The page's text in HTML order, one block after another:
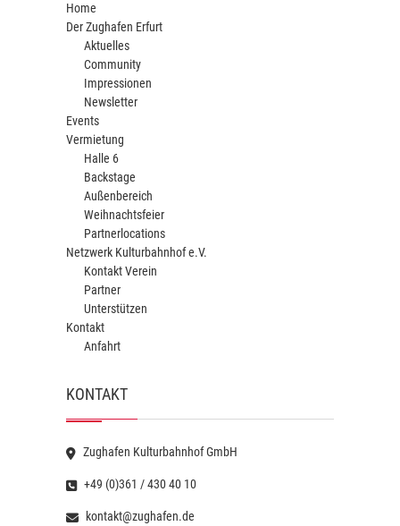
Home
Der Zughafen Erfurt
Aktuelles
Community
Impressionen
Newsletter
Events
Vermietung
Halle 6
Backstage
Außenbereich
Weihnachtsfeier
Partnerlocations
Netzwerk Kulturbahnhof e.V.
Kontakt Verein
Partner
Unterstützen
Kontakt
Anfahrt
KONTAKT
Zughafen Kulturbahnhof GmbH
+49 (0)361 / 430 40 10
kontakt@zughafen.de